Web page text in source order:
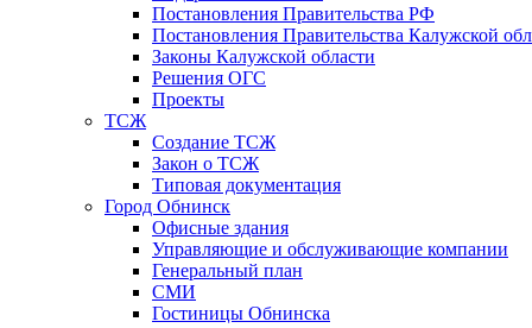
Постановления Правительства РФ
Постановления Правительства Калужской
Законы Калужской области
Решения ОГС
Проекты
ТСЖ
Создание ТСЖ
Закон о ТСЖ
Типовая документация
Город Обнинск
Офисные здания
Управляющие и обслуживающие компании
Генеральный план
СМИ
Гостиницы Обнинска